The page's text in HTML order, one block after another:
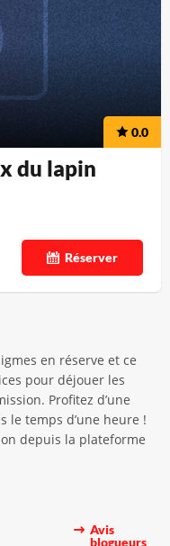
0.0
du lapin
Réserver
en réserve et ce
pour déjouer les
Profitez d’une
le temps d’une heure !
depuis la plateforme
Avis
blogueurs